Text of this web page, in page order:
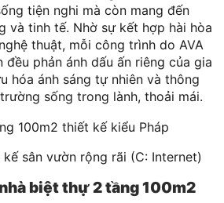
tiện nghi mà còn mang đến
và tinh tế. Nhờ sự kết hợp hài hòa
thuật, mỗi công trình do AVA
phản ánh dấu ấn riêng của gia
hóa ánh sáng tự nhiên và thông
sống trong lành, thoải mái.
sân vườn rộng rãi (C: Internet)
biệt thự 2 tầng 100m2